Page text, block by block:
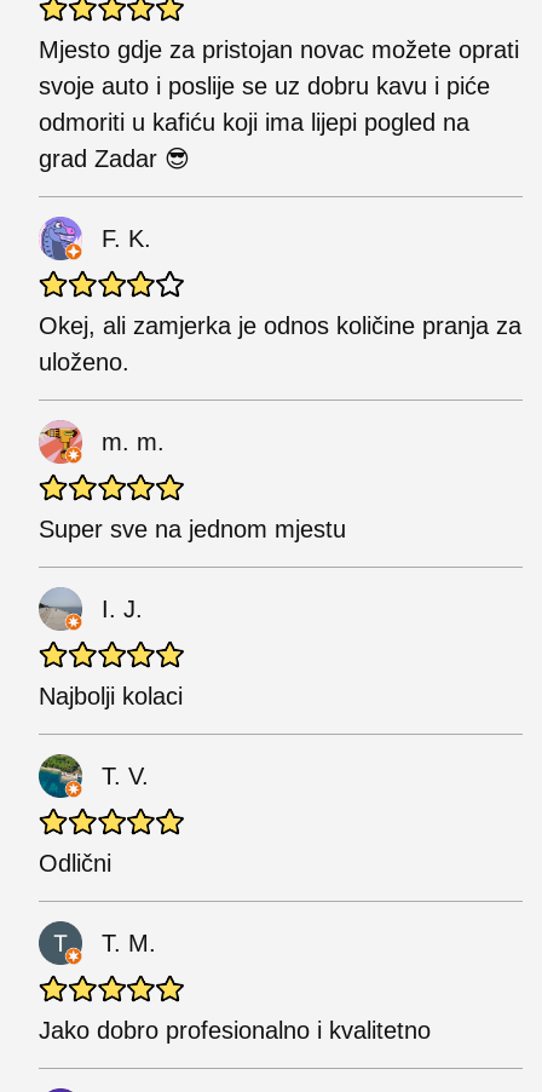
Mjesto gdje za pristojan novac možete oprati
svoje auto i poslije se uz dobru kavu i piće
odmoriti u kafiću koji ima lijepi pogled na
grad Zadar 😎
F. K.
Okej, ali zamjerka je odnos količine pranja za
uloženo.
m. m.
Super sve na jednom mjestu
I. J.
Najbolji kolaci
T. V.
Odlični
T. M.
Jako dobro profesionalno i kvalitetno